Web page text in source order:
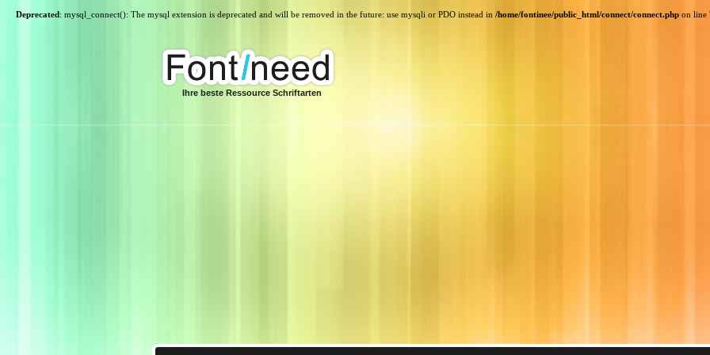
Deprecated: mysql_connect(): The mysql extension is deprecated and will be removed in the future: use mysqli or PDO instead in /home/fontinee/public_html/connect/connect.php on line
Ihre beste Ressource Schriftarten